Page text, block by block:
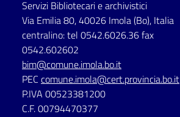
Seguici
su
Servizi Bibliotecari e archivistici
Via Emilia 80, 40026 Imola (Bo), Italia
centralino: tel 0542.6026.36 fax
0542.602602
bim@comune.imola.bo.it
PEC comune.imola@cert.provincia.bo.it
P.IVA 00523381200
C.F. 00794470377